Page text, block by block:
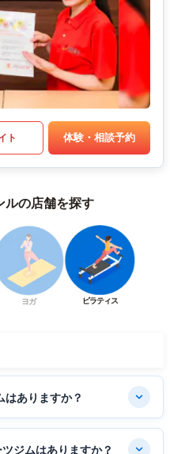
ト 体験・相談予約
ルの店舗を探す
ヨガ ピラティス
ありますか？
ジムはありますか？